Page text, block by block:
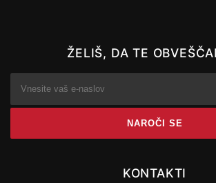
ŽELIŠ, DA TE
KONTAKTI